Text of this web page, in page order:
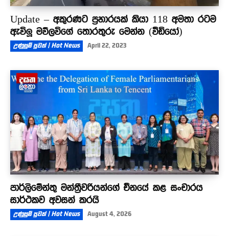
Update – අකුරණට ප්‍රහාරයක් කියා 118 අමතා රටම
ඇවිලූ මව්ලවිගේ තොරතුරු මෙන්න (වීඩියෝ)
උණුසුම් පුවත් | Hot News April 22, 2023
පාර්ලිමේන්තු මන්ත්‍රීවරියන්ගේ චීනයේ කළ සංචාරය
සාර්ථකව අවසන් කරයි
උණුසුම් පුවත් | Hot News August 4, 2026